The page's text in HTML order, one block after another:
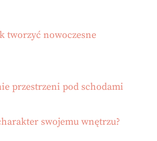
tworzyć nowoczesne
przestrzeni pod schodami
swojemu wnętrzu?